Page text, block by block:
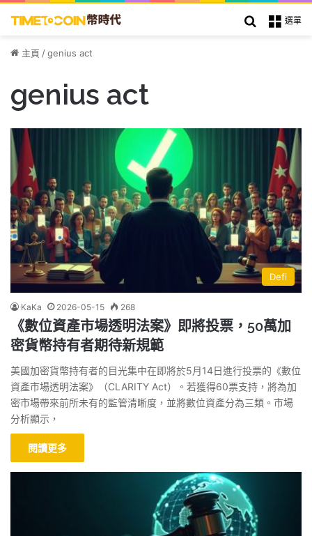
選單
搜索
主頁 /genius act
genius act
Defi
KaKa 2026-05-15 268
《數位資產市場透明法案》即將投票，50萬加
密貨幣持有者期待新規範
美國加密貨幣持有者的目光集中在即將於5月14日進行投票的《數位
資產市場透明法案》（CLARITY Act）。若獲得60票支持，將為加
密市場帶來前所未有的監管清晰度，並將數位資產分為三類。市場
分析顯示，
閱讀更多